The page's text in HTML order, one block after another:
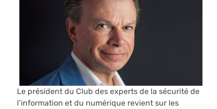
Le président du Club des experts de la sécurité de
l’information et du numérique revient sur les